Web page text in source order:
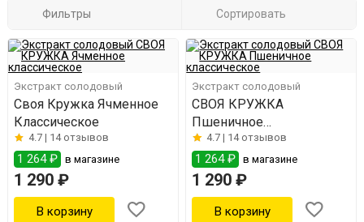
Фильтры Сортировать
Экстракт солодовый
Своя Кружка Ячменное
Классическое
4.7 | 14 отзывов
1 264 ₽ в магазине
1 290 ₽
Экстракт солодовый
СВОЯ КРУЖКА
Пшеничное
классическое
4.7 | 14 отзывов
1 264 ₽ в магазине
1 290 ₽